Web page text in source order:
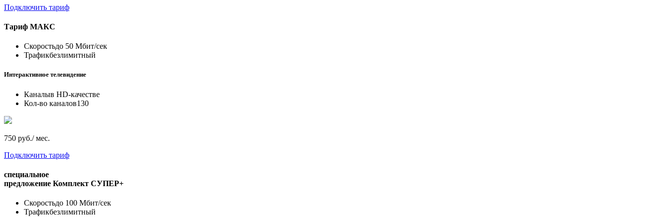
Подключить тариф
Тариф МАКС
Скоростьдо 50 Мбит/сек
Трафикбезлимитный
Интерактивное телевидение
Каналыв HD-качестве
Кол-во каналов130
750 руб./ мес.
Подключить тариф
специальное
предложение Комплект СУПЕР+
Скоростьдо 100 Мбит/сек
Трафикбезлимитный